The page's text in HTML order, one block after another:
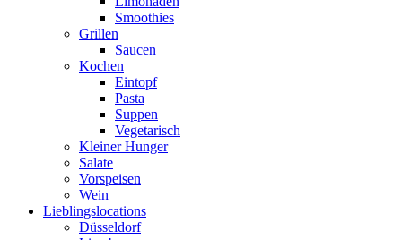
Smoothies
Grillen
Saucen
Kochen
Eintopf
Pasta
Suppen
Vegetarisch
Kleiner Hunger
Salate
Vorspeisen
Wein
Lieblingslocations
Düsseldorf